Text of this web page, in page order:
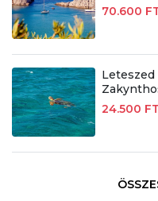
70.600
Leteszed
24.500 FT